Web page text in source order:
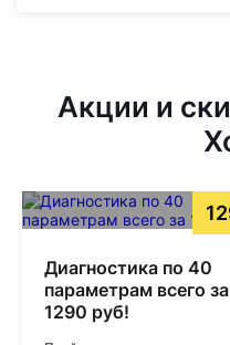
Акции и
Диагностика по 40
параметрам всего за
1290 руб!